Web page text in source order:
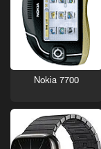
Nokia 7700